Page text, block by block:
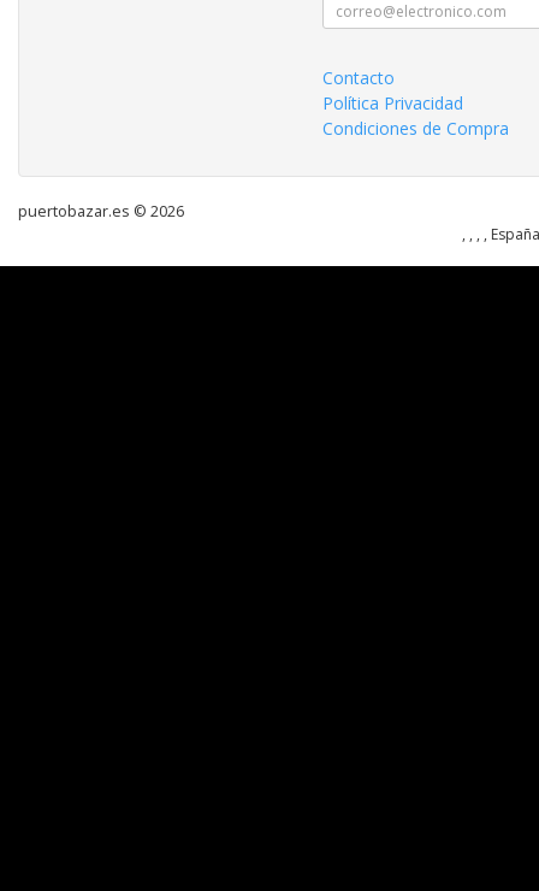
Contacto
Política Privacidad
Condiciones de Compra
puertobazar.es © 2026
, , , ,